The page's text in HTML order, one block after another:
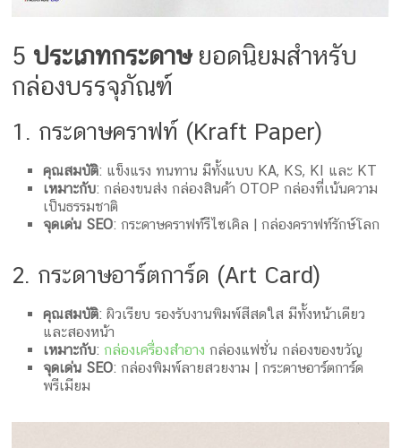
5ประเภทกระดาษยอดนิยมสำหรับ
กล่องบรรจุภัณฑ์
1. กระดาษคราฟท์ (Kraft Paper)
คุณสมบัติ: แข็งแรง ทนทาน มีทั้งแบบ KA, KS, KI และ KT
เหมาะกับ: กล่องขนส่ง กล่องสินค้า OTOP กล่องที่เน้นความ
เป็นธรรมชาติ
จุดเด่น SEO: กระดาษคราฟท์รีไซเคิล | กล่องคราฟท์รักษ์โลก
2. กระดาษอาร์ตการ์ด (Art Card)
คุณสมบัติ: ผิวเรียบ รองรับงานพิมพ์สีสดใส มีทั้งหน้าเดียว
และสองหน้า
เหมาะกับ:กล่องเครื่องสำอาง กล่องแฟชั่น กล่องของขวัญ
จุดเด่น SEO: กล่องพิมพ์ลายสวยงาม | กระดาษอาร์ตการ์ด
พรีเมียม